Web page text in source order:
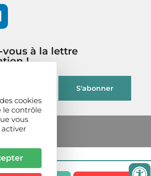
vous à la lettre
!
cookies
le contrôle
vous